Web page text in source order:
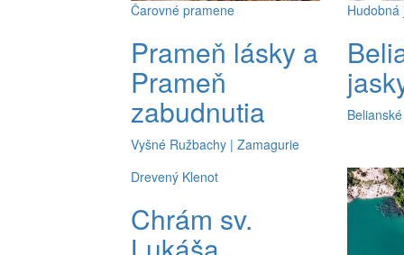
Čarovné pramene
Prameň lásky a
Prameň
zabudnutia
Vyšné Ružbachy | Zamagurie
Hudobná
Drevený Klenot
Chrám sv.